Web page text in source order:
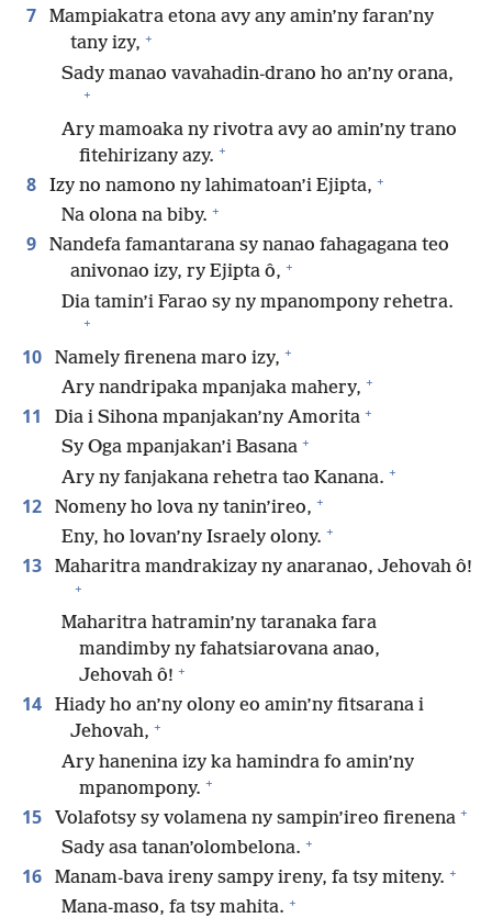
7
Mampiakatra etona avy any amin’ny faran’ny
tany izy, +
Sady manao vavahadin-drano ho an’ny orana,
+
Ary mamoaka ny rivotra avy ao amin’ny trano
fitehirizany azy. +
8 Izy no namono ny lahimatoan’i Ejipta, +
Na olona na biby. +
9
Nandefa famantarana sy nanao fahagagana teo
anivonao izy, ry Ejipta ô, +
Dia tamin’i Farao sy ny mpanompony rehetra.
+
10 Namely firenena maro izy, +
Ary nandripaka mpanjaka mahery, +
11 Dia i Sihona mpanjakan’ny Amorita +
Sy Oga mpanjakan’i Basana +
Ary ny fanjakana rehetra tao Kanana. +
12 Nomeny ho lova ny tanin’ireo, +
Eny, ho lovan’ny Israely olony. +
13 Maharitra mandrakizay ny anaranao, Jehovah ô!
+
Maharitra hatramin’ny taranaka fara
mandimby ny fahatsiarovana anao,
Jehovah ô! +
14
Hiady ho an’ny olony eo amin’ny fitsarana i
Jehovah, +
Ary hanenina izy ka hamindra fo amin’ny
mpanompony. +
15 Volafotsy sy volamena ny sampin’ireo firenena +
Sady asa tanan’olombelona. +
16 Manam-bava ireny sampy ireny, fa tsy miteny. +
Mana-maso, fa tsy mahita. +